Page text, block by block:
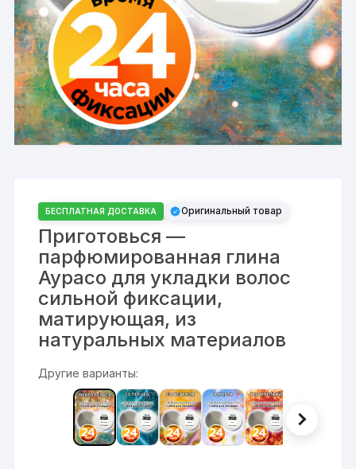
БЕСПЛАТНАЯ ДОСТАВКА Оригинальный товар
Приготовься —
парфюмированная глина
Аурасо для укладки волос
сильной фиксации,
матирующая, из
натуральных материалов
Другие варианты: